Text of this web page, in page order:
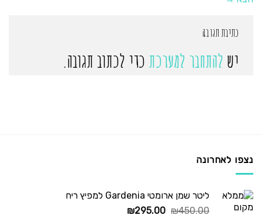
כתיבת תגובה
יש להתחבר למערכת כדי לכתוב תגובה.
נצפו לאחרונה
ליטר שמן ארומטי Gardenia למפיץ ריח
₪450.00
המחיר
₪295.00
המחיר